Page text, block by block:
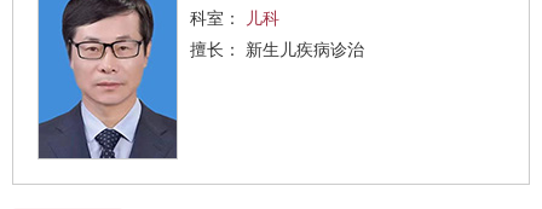
科室：
儿科
擅长： 新生儿疾病诊治